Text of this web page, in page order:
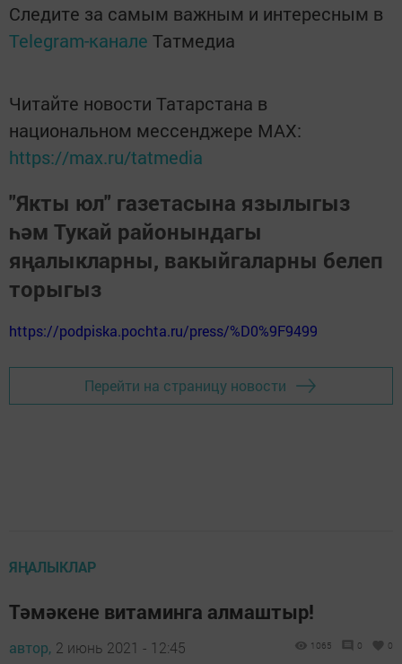
Следите за самым важным и интересным в
Telegram-канале Татмедиа
Читайте новости Татарстана в
национальном мессенджере MАХ:
https://max.ru/tatmedia
"Якты юл" газетасына язылыгыз
һәм Тукай районындагы
яңалыкларны, вакыйгаларны белеп
торыгыз
https://podpiska.pochta.ru/press/%D0%9F9499
Перейти на страницу новости
ЯҢАЛЫКЛАР
Тәмәкене витаминга алмаштыр!
автор, 2 июнь 2021 - 12:45 1065 0 0